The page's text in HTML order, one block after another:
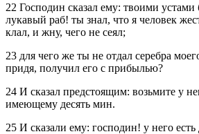
22 Господин сказал ему: твоими устами
лукавый раб! ты знал, что я человек
клал, и жну, чего не сеял;
23 для чего же ты не отдал серебра
придя, получил его с прибылью?
24 И сказал предстоящим: возьмите у
имеющему десять мин.
25 И сказали ему: господин! у него есть